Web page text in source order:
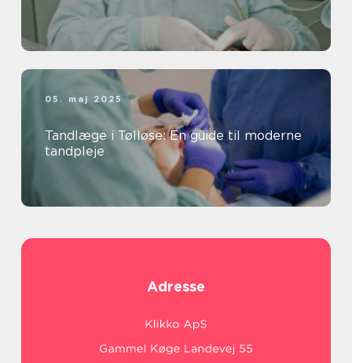
05. maj 2025
Tandlæge i Tølløse: En guide til moderne
tandpleje
Adresse